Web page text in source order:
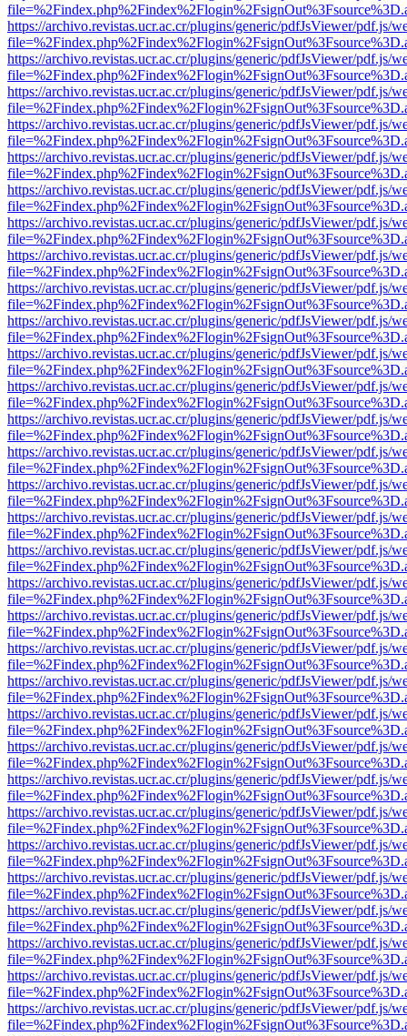
https://archivo.revistas.ucr.ac.cr/plugins/generic/pdfJsViewer/pdf.js/
https://archivo.revistas.ucr.ac.cr/plugins/generic/pdfJsViewer/pdf.js/
https://archivo.revistas.ucr.ac.cr/plugins/generic/pdfJsViewer/pdf.js/
https://archivo.revistas.ucr.ac.cr/plugins/generic/pdfJsViewer/pdf.js/
https://archivo.revistas.ucr.ac.cr/plugins/generic/pdfJsViewer/pdf.js/
https://archivo.revistas.ucr.ac.cr/plugins/generic/pdfJsViewer/pdf.js/
https://archivo.revistas.ucr.ac.cr/plugins/generic/pdfJsViewer/pdf.js/
https://archivo.revistas.ucr.ac.cr/plugins/generic/pdfJsViewer/pdf.js/
https://archivo.revistas.ucr.ac.cr/plugins/generic/pdfJsViewer/pdf.js/
https://archivo.revistas.ucr.ac.cr/plugins/generic/pdfJsViewer/pdf.js/
https://archivo.revistas.ucr.ac.cr/plugins/generic/pdfJsViewer/pdf.js/
https://archivo.revistas.ucr.ac.cr/plugins/generic/pdfJsViewer/pdf.js/
https://archivo.revistas.ucr.ac.cr/plugins/generic/pdfJsViewer/pdf.js/
https://archivo.revistas.ucr.ac.cr/plugins/generic/pdfJsViewer/pdf.js/
https://archivo.revistas.ucr.ac.cr/plugins/generic/pdfJsViewer/pdf.js/
https://archivo.revistas.ucr.ac.cr/plugins/generic/pdfJsViewer/pdf.js/
https://archivo.revistas.ucr.ac.cr/plugins/generic/pdfJsViewer/pdf.js/
https://archivo.revistas.ucr.ac.cr/plugins/generic/pdfJsViewer/pdf.js/
https://archivo.revistas.ucr.ac.cr/plugins/generic/pdfJsViewer/pdf.js/
https://archivo.revistas.ucr.ac.cr/plugins/generic/pdfJsViewer/pdf.js/
https://archivo.revistas.ucr.ac.cr/plugins/generic/pdfJsViewer/pdf.js/
https://archivo.revistas.ucr.ac.cr/plugins/generic/pdfJsViewer/pdf.js/
https://archivo.revistas.ucr.ac.cr/plugins/generic/pdfJsViewer/pdf.js/
https://archivo.revistas.ucr.ac.cr/plugins/generic/pdfJsViewer/pdf.js/
https://archivo.revistas.ucr.ac.cr/plugins/generic/pdfJsViewer/pdf.js/
https://archivo.revistas.ucr.ac.cr/plugins/generic/pdfJsViewer/pdf.js/
https://archivo.revistas.ucr.ac.cr/plugins/generic/pdfJsViewer/pdf.js/
https://archivo.revistas.ucr.ac.cr/plugins/generic/pdfJsViewer/pdf.js/
https://archivo.revistas.ucr.ac.cr/plugins/generic/pdfJsViewer/pdf.js/
https://archivo.revistas.ucr.ac.cr/plugins/generic/pdfJsViewer/pdf.js/
https://archivo.revistas.ucr.ac.cr/plugins/generic/pdfJsViewer/pdf.js/